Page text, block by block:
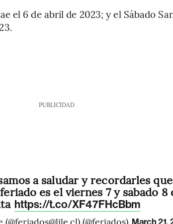
el 6 de abril de 2023; y el Sábado
PUBLICIDAD
a saludar y recordarles
es el viernes 7 y sábado 8
https://t.co/XF47FHcBbm
(@feriados)